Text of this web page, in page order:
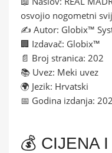
osvojio nogometni
✍ Autor: Globix™
🏢 Izdavač: Globix™
📄 Broj stranica: 202
📚 Uvez: Meki uvez
🌍 Jezik: Hrvatski
📅 Godina izdanja:
💰 CIJENA